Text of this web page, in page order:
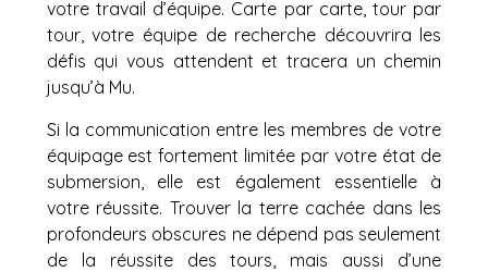
votre travail d’équipe. Carte par carte, tour par
tour, votre équipe de recherche découvrira les
défis qui vous attendent et tracera un chemin
jusqu’à Mu.
Si la communication entre les membres de votre
équipage est fortement limitée par votre état de
submersion, elle est également essentielle à
votre réussite. Trouver la terre cachée dans les
profondeurs obscures ne dépend pas seulement
de la réussite des tours, mais aussi d’une